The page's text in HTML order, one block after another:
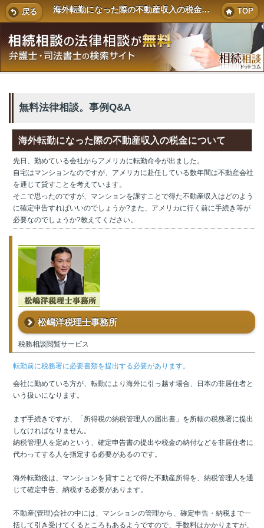
戻る 海外転勤になった際の不動産収入の税金について TOP
無料法律相談。事例Q&A
海外転勤になった際の不動産収入の税金について
先日、勤めている会社からアメリカに転勤命令が出ました。
自宅はマンションなのですが、アメリカに赴任している数年間は不動産会社
を通じて貸すことを考えています。
そこで思ったのですが、マンションを課すことで得た不動産収入はどのよう
に確定申告すればいいのでしょうか?また、アメリカに行く前に手続き等が
必要なのでしょうか?教えてください。
松嶋洋税理士事務所
税務相談閲覧サービス
転勤前に税務署に必要書類を提出する必要があります。
会社に勤めている方が、転勤により海外に引っ越す場合、日本の非居住者と
いう扱いになります。
まず手続きですが、「所得税の納税管理人の届出書」を所轄の税務署に提出
しなければなりません。
納税管理人を定めという、確定申告書の提出や税金の納付などを非居住者に
代わってする人を指定する必要があるのです。
海外転勤後は、マンションを貸すことで得た不動産所得を、納税管理人を通
じて確定申告、納税する必要があります。
不動産(管理)会社の中には、マンションの管理から、確定申告・納税まで一
括して引き受けてくるところもあるようですので、手数料はかかりますが、